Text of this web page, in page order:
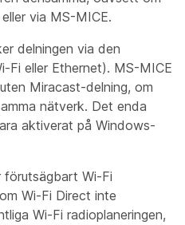
via MS-MICE.
delningen via den
Fi eller Ethernet). MS-MICE
Miracast-delning, om
nätverk. Det enda
aktiverat på Windows-
förutsägbart Wi-Fi
Wi-Fi Direct inte
Wi-Fi radioplaneringen,